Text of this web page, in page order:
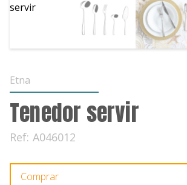
Etna
Tenedor servir
Ref: A046012
Comprar